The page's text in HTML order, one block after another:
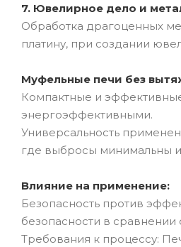
7. Ювелирное дело и
Обработка драгоценных
платину, при создании
Муфельные печи без
Компактные и
энергоэффективными.
Универсальность
где выбросы минимальны
Влияние на применение:
Безопасность против
безопасности в
Требования к процессу: